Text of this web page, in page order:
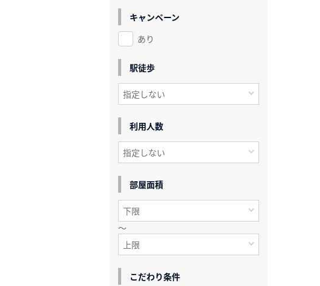
キャンペーン
あり
駅徒歩
利用人数
部屋面積
～
こだわり条件